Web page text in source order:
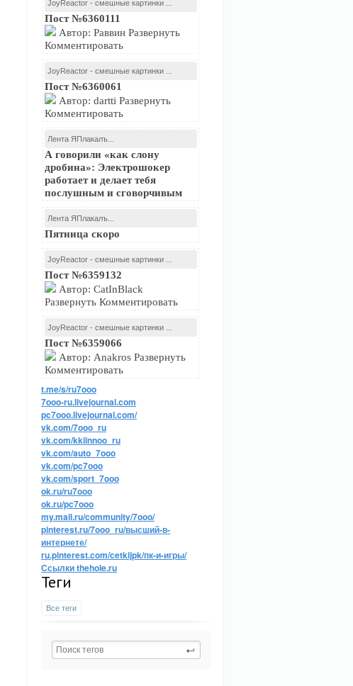
JoyReactor - смешные картинки ...
Пост №6360111
Автор: Раввин Развернуть
Комментировать
JoyReactor - смешные картинки ...
Пост №6360061
Автор: dartti Развернуть
Комментировать
Лента ЯПлакалъ...
А говорили «как слону
дробина»: Электрошокер
работает и делает тебя
послушным и сговорчивым
Лента ЯПлакалъ...
Пятница скоро
JoyReactor - смешные картинки ...
Пост №6359132
Автор: CatInBlack
Развернуть Комментировать
JoyReactor - смешные картинки ...
Пост №6359066
Автор: Anakros Развернуть
Комментировать
t.me/s/ru7ooo
7ooo-ru.livejournal.com
pc7ooo.livejournal.com/
vk.com/7ooo_ru
vk.com/kkiinnoo_ru
vk.com/auto_7ooo
vk.com/pc7ooo
vk.com/sport_7ooo
ok.ru/ru7ooo
ok.ru/pc7ooo
my.mail.ru/community/7ooo/
pinterest.ru/7ooo_ru/высший-в-
интернете/
ru.pinterest.com/cetkijpk/пк-и-игры/
Ссылки thehole.ru
Теги
Все теги